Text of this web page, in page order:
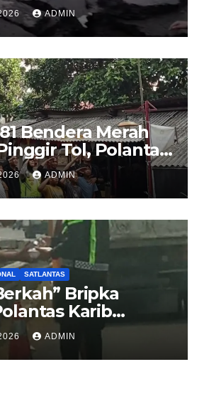
Tuntas Dugaan
Jalan
(MYC) Senilai
ADMIN
Bendera Merah
Tol, Polantas
Ajak Warga Miskin
Saka
ADMIN
SATLANTAS
Bripka
Karib
Kotak untuk
yang Mogok di KM
Aren
ADMIN